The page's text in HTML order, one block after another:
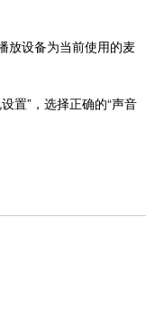
放设备为当前使用的麦
置”，选择正确的“声音